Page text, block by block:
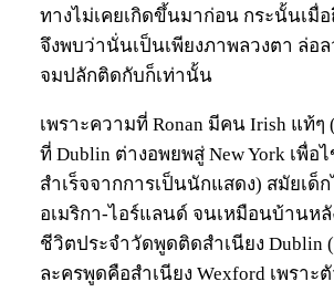
ทางไม่เคยเกิดขึ้นมาก่อน กระนั้นเมื่อ
จึงพบว่านั่นเป็นเพียงภาพลวงตา ล่อ
จมปลักติดกับก็เท่านั้น
เพราะความที่ Ronan มีคน Irish แท้ๆ
ที่ Dublin ต่างอพยพสู่ New York เพื่อ
สำเร็จจากการเป็นนักแสดง) สมัยเด็
อเมริกา-ไอร์แลนด์ จนเหมือนบ้านห
ชีวิตประจำวัดพูดติดสำเนียง Dublin
ละครพูดคือสำเนียง Wexford เพราะ